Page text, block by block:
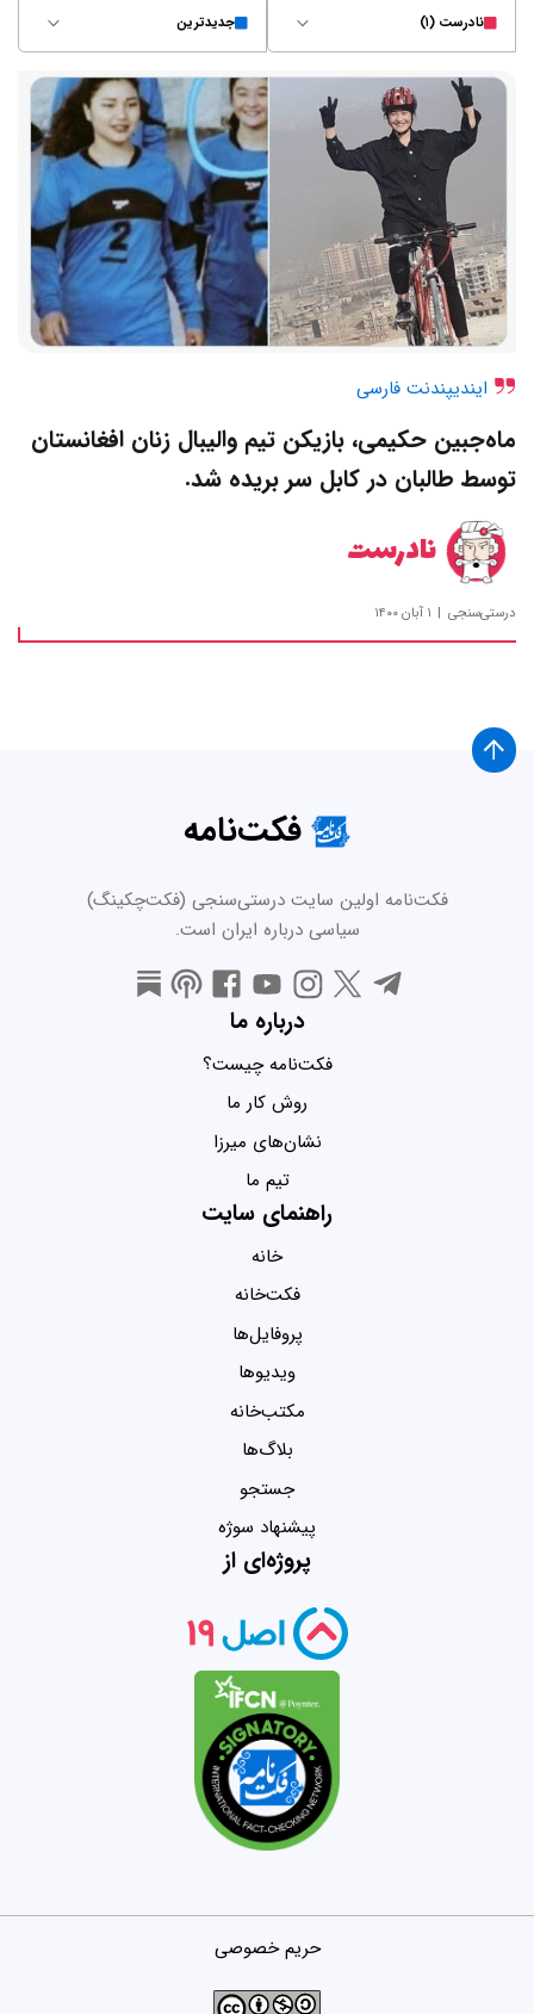
نادرست (۱) جدیدترین
ایندیپندنت فارسی
ماه‌جبین حکیمی، بازیکن تیم والیبال زنان افغانستان
توسط طالبان در کابل سر بریده شد.
نادرست
درستی‌سنجی ۱ آبان ۱۴۰۰
فکت‌نامه
فکت‌نامه اولین سایت درستی‌سنجی (فکت‌چکینگ)
سیاسی درباره ایران است.
درباره ما
فکت‌نامه چیست؟
روش کار ما
نشان‌های میرزا
تیم ما
راهنمای سایت
خانه
فکت‌خانه
پروفایل‌ها
ویدیو‌ها
مکتب‌خانه
بلاگ‌ها
جستجو
پیشنهاد سوژه
پروژه‌ای از
حریم خصوصی